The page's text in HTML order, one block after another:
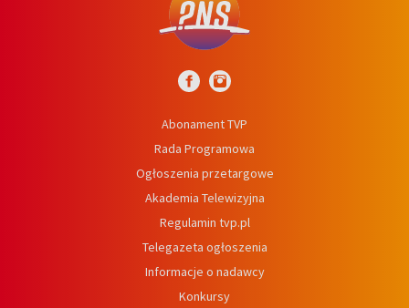
Abonament TVP
Rada Programowa
Ogłoszenia przetargowe
Akademia Telewizyjna
Regulamin tvp.pl
Telegazeta ogłoszenia
Informacje o nadawcy
Konkursy